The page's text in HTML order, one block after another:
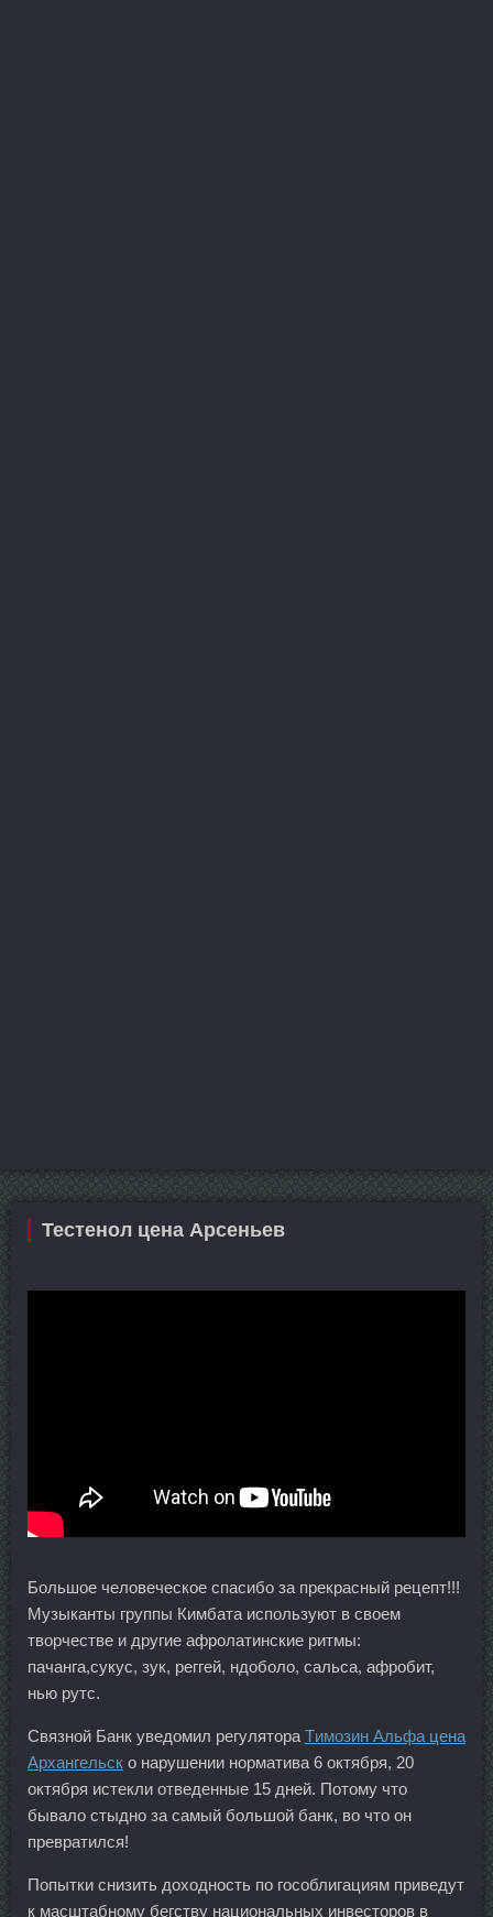
Тестенол цена Арсеньев
Большое человеческое спасибо за прекрасный рецепт!!!
Музыканты группы Кимбата используют в своем
творчестве и другие афролатинские ритмы:
пачанга,сукус, зук, реггей, ндоболо, сальса, афробит,
нью рутс.
Связной Банк уведомил регулятора Tимозин Альфа цена
Архангельск о нарушении норматива 6 октября, 20
октября истекли отведенные 15 дней. Потому что
бывало стыдно за самый большой банк, во что он
превратился!
Попытки снизить доходность по гособлигациям приведут
к масштабному бегству национальных инвесторов в